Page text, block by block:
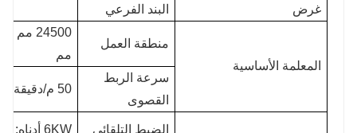
غرض
البند الفرعي
المعلمة الأساسية
منطقة العمل
مم
سرعة الربط
القصوى
50 م/دقيقة
الضبط التلقائي
6KW أدناه: O2